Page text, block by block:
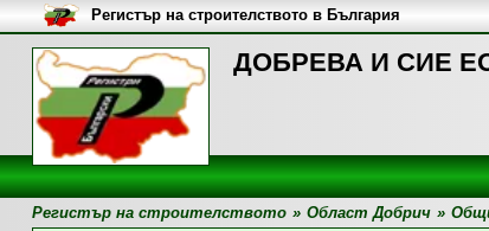
ДОБРЕВА И СИЕ
Регистър на строителството в България
Регистър на строителството » Област Добрич »